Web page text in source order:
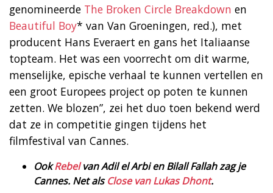
genomineerde The Broken Circle Breakdown en
Beautiful Boy* van Van Groeningen, red.), met
producent Hans Everaert en gans het Italiaanse
topteam. Het was een voorrecht om dit warme,
menselijke, epische verhaal te kunnen vertellen en
een groot Europees project op poten te kunnen
zetten. We blozen”, zei het duo toen bekend werd
dat ze in competitie gingen tijdens het
filmfestival van Cannes.
OokRebelvan Adil el Arbi en Bilall Fallah zag je
Cannes. Net alsClose van Lukas Dhont.